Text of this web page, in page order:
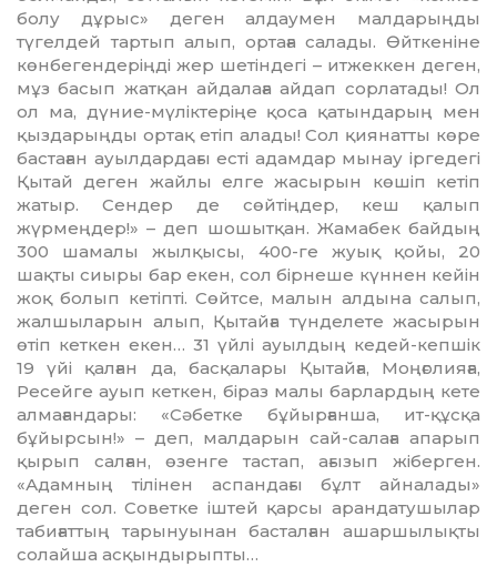
болу дұрыс» деген алдаумен малдарыңды
түгелдей тартып алып, ортаға салады. Өйткеніне
көнбегендеріңді жер шетіндегі – итжеккен деген,
мұз басып жатқан айдалаға айдап сорлатады! Ол
ол ма, дүние-мүліктеріңе қоса қатындарың мен
қыздарыңды ортақ етіп алады! Сол қиянатты көре
бастаған ауылдардағы есті адамдар мынау іргедегі
Қытай деген жайлы елге жасырын көшіп кетіп
жатыр. Сендер де сөйтіңдер, кеш қалып
жүрмеңдер!» – деп шошытқан. Жамабек байдың
300 шамалы жылқысы, 400-ге жуық қойы, 20
шақты сиыры бар екен, сол бірнеше күннен кейін
жоқ болып кетіпті. Сөйтсе, малын алдына салып,
жалшыларын алып, Қытайға түнделете жасырын
өтіп кеткен екен… 31 үйлі ауылдың кедей-кепшік
19 үйі қалған да, басқалары Қытайға, Моңғолияға,
Ресейге ауып кеткен, біраз малы барлардың кете
алмағандары: «Сәбетке бұйырғанша, ит-құсқа
бұйырсын!» – деп, малдарын сай-салаға апарып
қырып салған, өзенге тастап, ағызып жіберген.
«Адамның тілінен аспандағы бұлт айналады»
деген сол. Советке іштей қарсы арандатушылар
табиғаттың тарынуынан басталған ашаршылықты
солайша асқындырыпты…